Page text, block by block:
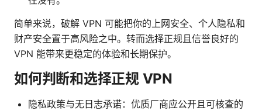
简单来说，破解 VPN 可能把你的上网安全、个人隐私和
财产安全置于高风险之中。转而选择正规且信誉良好的
VPN 能带来更稳定的体验和长期保护。
如何判断和选择正规 VPN
隐私政策与无日志承诺：优质厂商应公开且可核查的